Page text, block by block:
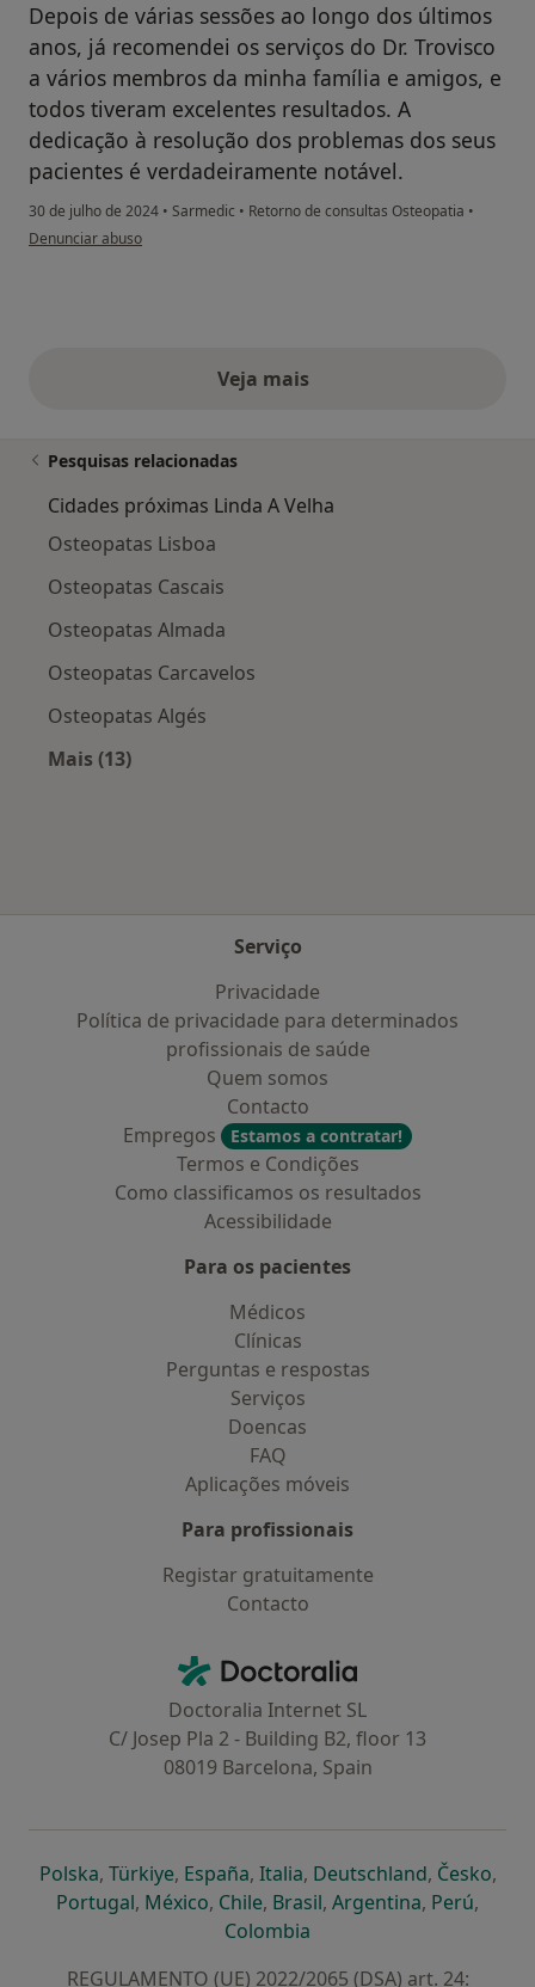
Depois de várias sessões ao longo dos últimos
anos, já recomendei os serviços do Dr. Trovisco
a vários membros da minha família e amigos, e
todos tiveram excelentes resultados. A
dedicação à resolução dos problemas dos seus
pacientes é verdadeiramente notável.
30 de julho de 2024 • Sarmedic • Retorno de consultas Osteopatia •
na opinião do utilizador Bruno Loureiro
Denunciar abuso
Veja maisopiniões acima
Pesquisas relacionadas
Cidades próximas Linda A Velha
Osteopatas Lisboa
Osteopatas Cascais
Osteopatas Almada
Osteopatas Carcavelos
Osteopatas Algés
Mais (13)
Serviço
Privacidade
Política de privacidade para determinados
profissionais de saúde
Quem somos
Contacto
Empregos
Estamos a contratar!
Termos e Condições
Como classificamos os resultados
Acessibilidade
Para os pacientes
Médicos
Clínicas
Perguntas e respostas
Serviços
Doencas
FAQ
Aplicações móveis
Para profissionais
Registar gratuitamente
Contacto
Doctoralia - Homepage
Doctoralia Internet SL
C/ Josep Pla 2 - Building B2, floor 13
08019 Barcelona, Spain
Polskaabre num novo separador
, Türkiyeabre num novo separador
, Españaabre num novo separador
, Italiaabre num novo
, Deutschlandabre num
, Česko,
Portugalabre num novo separador
, Méxicoabre num novo separador
, Chileabre num novo separador
, Brasilabre num novo
, Argentinaabre num
, Perúabre
,
Colombia
REGULAMENTO (UE) 2022/2065 (DSA) art. 24: